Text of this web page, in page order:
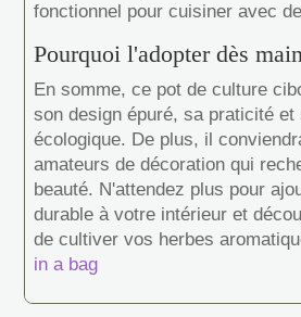
fonctionnel pour cuisiner avec
Pourquoi l'adopter dès
En somme, ce pot de culture
son design épuré, sa praticité et
écologique. De plus, il
amateurs de décoration qui
beauté. N'attendez plus pour
durable à votre intérieur et
de cultiver vos herbes
in a bag